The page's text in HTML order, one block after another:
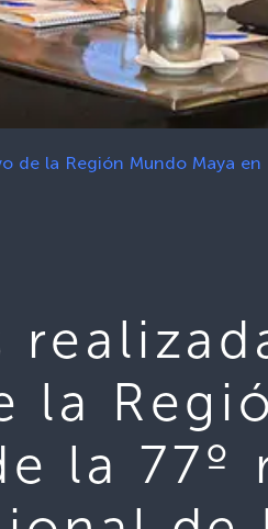
de la Región Mundo Maya
la
la 77º